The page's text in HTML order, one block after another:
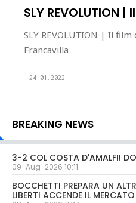
SLY REVOLUTION |
SLY REVOLUTION | Il
Francavilla
24.01.2022
BREAKING NEWS
3-2 COL COSTA D'AMALFI!
09-Aug-2026 10:11
BOCCHETTI PREPARA UN
LIBERTI ACCENDE IL MERCATO